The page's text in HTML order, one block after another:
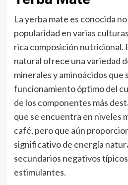
La yerba mate es conocida
popularidad en varias
rica composición nutricional.
natural ofrece una variedad
minerales y aminoácidos que
funcionamiento óptimo del
de los componentes más
que se encuentra en niveles
café, pero que aún
significativo de energía
secundarios negativos
estimulantes.